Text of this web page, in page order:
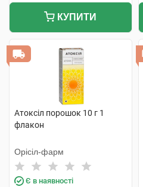
КУПИТИ
Атоксіл порошок 10 г 1
флакон
Орісіл-фарм
Є в наявності